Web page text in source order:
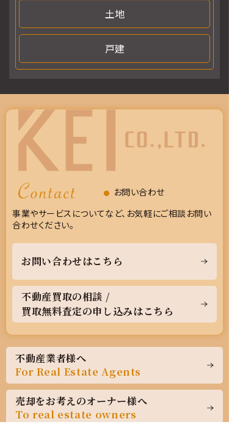
土地
戸建
● お問い合わせ
事業やサービスについてなど、お気軽にご相談お問い
合わせください。
お問い合わせはこちら
不動産買取の相談 /
買取無料査定の申し込みはこちら
不動産業者様へ
For Real Estate Agents
売却をお考えのオーナー様へ
To real estate owners